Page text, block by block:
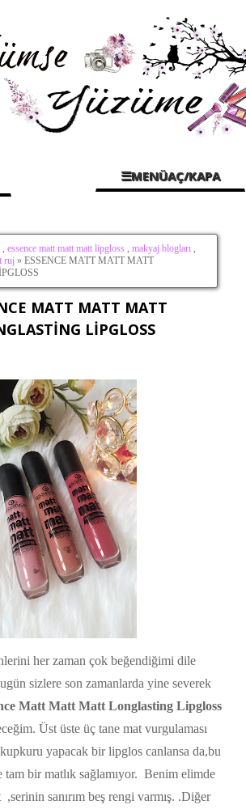
☰MENÜAÇ/KAPA
, essence matt matt matt lipgloss , makyaj blogları ,
ruj » ESSENCE MATT MATT MATT
MATT MATT MATT
LİPGLOSS
her zaman çok beğendiğimi dile
sizlere son zamanlarda yine severek
Matt Matt Matt Longlasting Lipgloss
Üst üste üç tane mat vurgulaması
yapacak bir lipglos canlansa da,bu
bir matlık sağlamıyor. Benim elimde
sanırım beş rengi varmış. .Diğer